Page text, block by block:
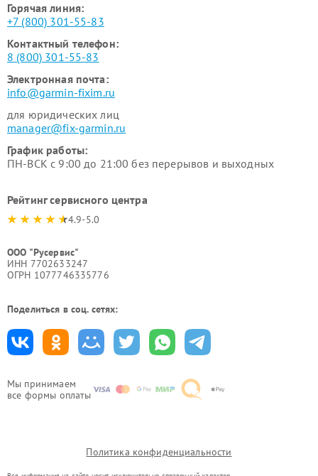
Мы принимаем
все формы оплаты
Горячая линия:
+7 (800) 301-55-83
Контактный телефон:
8 (800) 301-55-83
Электронная почта:
info@garmin-fixim.ru
для юридических лиц
manager@fix-garmin.ru
График работы:
ПН-ВСК с 9:00 до 21:00 без перерывов и выходных
Рейтинг сервисного центра
4.9-5.0
ООО "Русервис"
ИНН 7702633247
ОГРН 1077746335776
Поделиться в соц. сетях:
Политика конфиденциальности